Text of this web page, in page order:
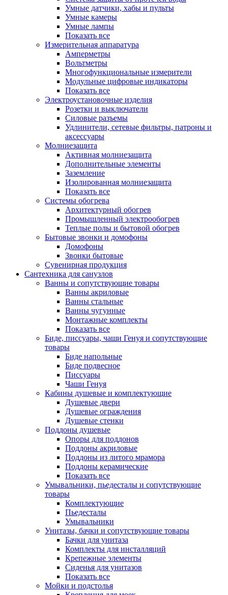
Умные датчики, хабы и пульты
Умные камеры
Умные лампы
Показать все
Измерительная аппаратура
Амперметры
Вольтметры
Многофункциональные измерители
Модульные цифровые индикаторы
Показать все
Электроустановочные изделия
Розетки и выключатели
Силовые разъемы
Удлинители, сетевые фильтры, патроны и
аксессуары
Молниезащита
Активная молниезащита
Дополнительные элементы
Заземление
Изолированная молниезащита
Показать все
Системы обогрева
Архитектурный обогрев
Промышленный электрообогрев
Теплые полы и бытовой обогрев
Бытовые звонки и домофоны
Домофоны
Звонки бытовые
Сувенирная продукция
Сантехника для санузлов
Ванны и сопутствующие товары
Ванны акриловые
Ванны стальные
Ванны чугунные
Монтажные комплекты
Показать все
Биде, писсуары, чаши Генуя и сопутствующие
товары
Биде напольные
Биде подвесное
Писсуары
Чаши Генуя
Кабины душевые и комплектующие
Душевые двери
Душевые ограждения
Душевые стенки
Поддоны душевые
Опоры для поддонов
Поддоны акриловые
Поддоны из литого мрамора
Поддоны керамические
Показать все
Умывальники, пьедесталы и сопутствующие
товары
Комплектующие
Пьедесталы
Умывальники
Унитазы, бачки и сопутствующие товары
Бачки для унитаза
Комплекты для инсталляций
Крепежные элементы
Сиденья для унитазов
Показать все
Мойки и подстолья